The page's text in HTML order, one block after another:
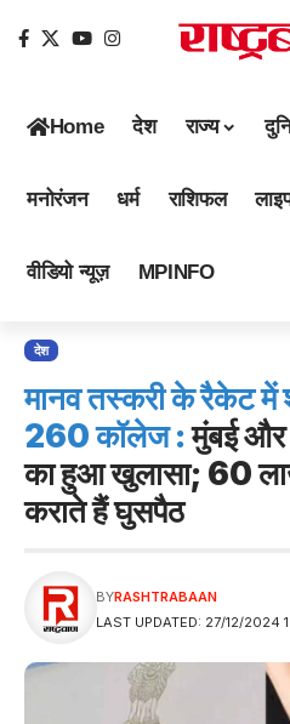
Home देश राज्य
मनोरंजन धर्म राशिफल
वीडियो न्यूज़ MPINFO
देश
मानव तस्करी के रैकेट में
260 कॉलेज :मुंबई और
का हुआ खुलासा; 60
कराते हैं घुसपैठ
LAST UPDATED: 27/12/2024
BYRASHTRABAAN